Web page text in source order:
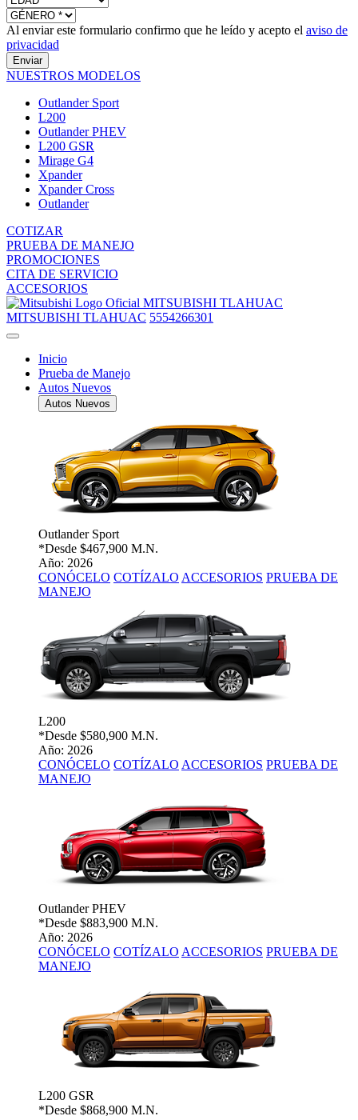
Al enviar este formulario confirmo que he leído y acepto el aviso de
privacidad
Enviar
NUESTROS MODELOS
Outlander Sport
L200
Outlander PHEV
L200 GSR
Mirage G4
Xpander
Xpander Cross
Outlander
COTIZAR
PRUEBA DE MANEJO
PROMOCIONES
CITA DE SERVICIO
ACCESORIOS
MITSUBISHI TLAHUAC
MITSUBISHI TLAHUAC 5554266301
Inicio
Prueba de Manejo
Autos Nuevos
Autos Nuevos
Outlander Sport
*Desde $467,900 M.N.
Año: 2026
CONÓCELO COTÍZALO ACCESORIOS PRUEBA DE
MANEJO
L200
*Desde $580,900 M.N.
Año: 2026
CONÓCELO COTÍZALO ACCESORIOS PRUEBA DE
MANEJO
Outlander PHEV
*Desde $883,900 M.N.
Año: 2026
CONÓCELO COTÍZALO ACCESORIOS PRUEBA DE
MANEJO
L200 GSR
*Desde $868,900 M.N.